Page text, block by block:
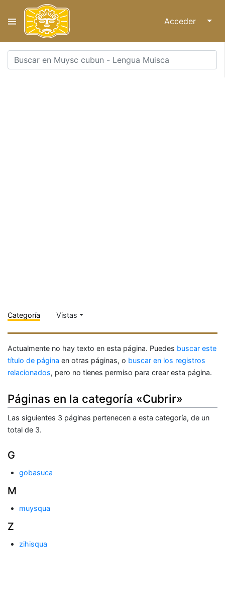
Acceder ↓
Categoría Vistas
Actualmente no hay texto en esta página. Puedes buscar este
título de página en otras páginas, o buscar en los registros
relacionados, pero no tienes permiso para crear esta página.
Páginas en la categoría «Cubrir»
Las siguientes 3 páginas pertenecen a esta categoría, de un
total de 3.
G
gobasuca
M
muysqua
Z
zihisqua